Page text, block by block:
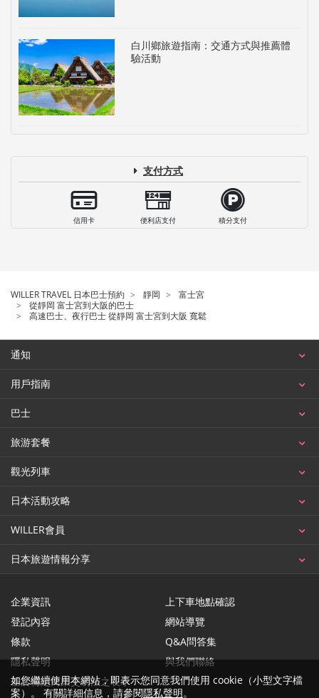
白川鄉旅遊指南：交通方式與推薦體
驗活動
支付方式
信用卡 便利店支付 積分支付
WILLER TRAVEL 日本巴士預約 靜岡
富士宮
從靜岡 富士宮到大阪的巴士
高速巴士、夜行巴士 從靜岡 富士宮到大阪 寬鬆
通知
用戶指南
巴士
旅游套餐
觀光列車
日本活動攻略
WILLER會員
日本旅遊情報分享
企業資訊
登記內容
條款
隱私聲明
基於特定商業交易法之表示
上下車地點確認
網站導覽
Q&A問答集
與我們聯絡
如您繼續使用本網站，即表示您同意我們使用 cookie（小型文字檔
案）。 有關詳細信息，請參閱隱私聲明。